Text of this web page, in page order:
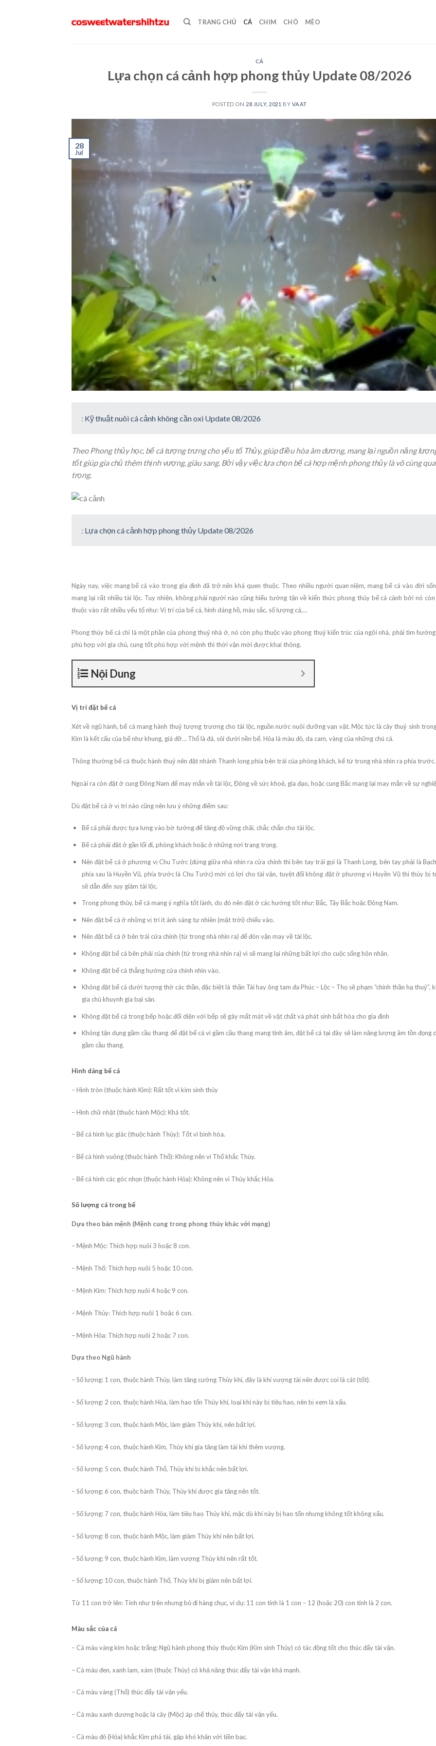
TRANG CHỦ CÁ CHIM CHÓ MÈO
CÁ
Lựa chọn cá cảnh hợp phong thủy Update 08/2026
POSTED ON 28 JULY, 2021 BY VAAT
28
Jul
: Kỹ thuật nuôi cá cảnh không cần oxi Update 08/2026
Theo Phong thủy học, bể cá tượng trưng cho yếu tố Thủy, giúp điều hòa âm dương, mang lại nguồn năng
tốt giúp gia chủ thêm thịnh vượng, giàu sang. Bởi vậy việc lựa chọn bể cá hợp mệnh phong thủy là vô cùng
trọng.
: Lựa chọn cá cảnh hợp phong thủy Update 08/2026
Ngày nay, việc mang bể cá vào trong gia đình đã trở nên khá quen thuộc. Theo nhiều người quan niệm, mang bể cá vào đời
mang lại rất nhiều tài lộc. Tuy nhiên, không phải người nào cũng hiểu tường tận về kiến thức phong thủy bể cá cảnh bởi nó còn
thuộc vào rất nhiều yếu tố như: Vị trí của bể cá, hình dáng hồ, màu sắc, số lượng cá,…
Phong thủy bể cá chỉ là một phần của phong thuỷ nhà ở, nó còn phụ thuộc vào phong thuỷ kiến trúc của ngôi nhà, phải tìm
phù hợp với gia chủ, cung tốt phù hợp với mệnh thì thời vận mới được khai thông.
Nội Dung
Vị trí đặt bể cá
Xét về ngũ hành, bể cá mang hành thuỷ tượng trương cho tài lộc, nguồn nước nuôi dưỡng vạn vật. Mộc tức là cây thuỷ sinh
Kim là kết cấu của bể như khung, giá đỡ… Thổ là đá, sỏi dưới nền bể. Hỏa là màu đỏ, da cam, vàng của những chú cá.
Thông thường bể cá thuộc hành thuỷ nên đặt nhánh Thanh long phía bên trái của phòng khách, kể từ trong nhà nhìn ra phía trước.
Ngoài ra còn đặt ở cung Đông Nam để may mắn về tài lộc, Đông về sức khoẻ, gia đạo, hoặc cung Bắc mang lại may mắn về sự
Dù đặt bể cá ở vị trí nào cũng nên lưu ý những điểm sau:
Bể cá phải được tựa lưng vào bờ tường để tăng độ vững chãi, chắc chắn cho tài lộc.
Bể cá phải đặt ở gần lối đi, phòng khách hoặc ở những nơi trang trọng.
Nên đặt bể cá ở phương vị Chu Tước (đứng giữa nhà nhìn ra cửa chính thì bên tay trái gọi là Thanh Long, bên tay phải là
phía sau là Huyền Vũ, phía trước là Chu Tước) mới có lợi cho tài vận, tuyệt đối không đặt ở phương vị Huyền Vũ thì thủy bị
sẽ dẫn đến suy giảm tài lộc.
Trong phong thủy, bể cá mang ý nghĩa tốt lành, do đó nên đặt ở các hướng tốt như: Bắc, Tây Bắc hoặc Đông Nam.
Nên đặt bể cá ở những vị trí ít ánh sáng tự nhiên (mặt trời) chiếu vào.
Nên đặt bể cá ở bên trái cửa chính (từ trong nhà nhìn ra) để đón vận may về tài lộc.
Không đặt bể cá bên phải của chính (từ trong nhà nhìn ra) vì sẽ mang lại những bất lợi cho cuộc sống hôn nhân.
Không đặt bể cá thẳng hướng cửa chính nhìn vào.
Không đặt bể cá dưới tượng thờ các thần, đặc biệt là thần Tài hay ông tam đa Phúc – Lộc – Thọ sẽ phạm “chính thần hạ thuỷ”,
gia chủ khuynh gia bại sản.
Không đặt bể cá trong bếp hoặc đối diện với bếp sẽ gây mất mát về vật chất và phát sinh bất hòa cho gia đình
Không tận dụng gầm cầu thang để đặt bể cá vì gầm cầu thang mang tính âm, đặt bể cá tại đây sẽ làm năng lượng âm tồn đọng
gầm cầu thang.
Hình dáng bể cá
– Hình tròn (thuộc hành Kim): Rất tốt vì kim sinh thủy
– Hình chữ nhật (thuộc hành Mộc): Khá tốt.
– Bể cá hình lục giác (thuộc hành Thủy): Tốt vì bình hòa.
– Bể cá hình vuông (thuộc hành Thổ): Không nên vì Thổ khắc Thủy.
– Bể cá hình các góc nhọn (thuộc hành Hỏa): Không nên vì Thủy khắc Hỏa.
Số lượng cá trong bể
Dựa theo bản mệnh (Mệnh cung trong phong thủy khác với mạng)
– Mệnh Mộc: Thích hợp nuôi 3 hoặc 8 con.
– Mệnh Thổ: Thích hợp nuôi 5 hoặc 10 con.
– Mệnh Kim: Thích hợp nuôi 4 hoặc 9 con.
– Mệnh Thủy: Thích hợp nuôi 1 hoặc 6 con.
– Mệnh Hỏa: Thích hợp nuôi 2 hoặc 7 con.
Dựa theo Ngũ hành
– Số lượng: 1 con, thuộc hành Thủy, làm tăng cường Thủy khí, đây là khí vượng tài nên được coi là cát (tốt).
– Số lượng: 2 con, thuộc hành Hỏa, làm hao tổn Thủy khí, loại khí này bị tiêu hao, nên bị xem là xấu.
– Số lượng: 3 con, thuộc hành Mộc, làm giảm Thủy khí, nên bất lợi.
– Số lượng: 4 con, thuộc hành Kim, Thủy khí gia tăng làm tài khí thêm vượng.
– Số lượng: 5 con, thuộc hành Thổ, Thủy khí bị khắc nên bất lợi.
– Số lượng: 6 con, thuộc hành Thủy, Thủy khí được gia tăng nên tốt.
– Số lượng: 7 con, thuộc hành Hỏa, làm tiêu hao Thủy khí, mặc dù khí này bị hao tổn nhưng không tốt không xấu.
– Số lượng: 8 con, thuộc hành Mộc, làm giảm Thủy khí nên bất lợi.
– Số lượng: 9 con, thuộc hành Kim, làm vượng Thủy khí nên rất tốt.
– Số lượng: 10 con, thuộc hành Thổ, Thủy khí bị giảm nên bất lợi.
Từ 11 con trở lên: Tính như trên nhưng bỏ đi hàng chục, ví dụ: 11 con tính là 1 con – 12 (hoặc 20) con tính là 2 con.
Màu sắc của cá
– Cá màu vàng kim hoặc trắng: Ngũ hành phong thủy thuộc Kim (Kim sinh Thủy) có tác động tốt cho thúc đẩy tài vận.
– Cá màu đen, xanh lam, xám (thuộc Thủy) có khả năng thúc đẩy tài vận khá mạnh.
– Cá màu vàng (Thổ) thúc đẩy tài vận yếu.
– Cá màu xanh dương hoặc lá cây (Mộc) áp chế thủy, thúc đẩy tài vận yếu.
– Cá màu đỏ (Hỏa) khắc Kim phá tài, gặp khó khăn với tiền bạc.